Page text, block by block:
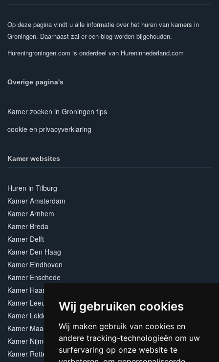
Wij gebruiken cookies
Wij maken gebruik van cookies en
andere tracking-technologieën om uw
surfervaring op onze website te
Op deze pagina vindt u alle informatie over het huren van kamers in
Groningen. Daarnaast zal er een blog worden bijgehouden.
Hureningroningen.com is onderdeel van Hureninnederland.com
Overige pagina's
Kamer zoeken in Groningen tips
cookie en privacyverklaring
Kamer websites
Huren in Tilburg
Kamer Amsterdam
Kamer Arnhem
Kamer Breda
Kamer Delft
Kamer Den Haag
Kamer Eindhoven
Kamer Enschede
Kamer Haarlem
Kamer Leeuwarden
Kamer Leiden
Kamer Maastricht
Kamer Nijmegen
Kamer Rotterdam